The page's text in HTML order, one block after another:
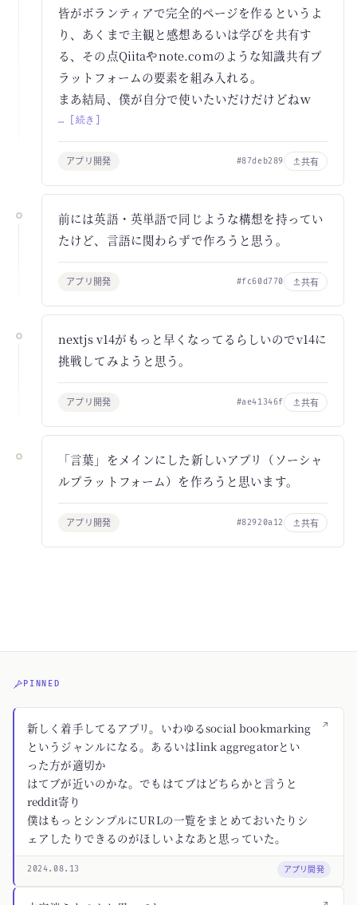
皆がボランティアで完全的ページを作るというよ
り、あくまで主観と感想あるいは学びを共有す
る、その点Qiitaやnote.comのような知識共有プ
ラットフォームの要素を組み入れる。
まあ結局、僕が自分で使いたいだけだけどねｗ
… [続き]
アプリ開発 #87deb289 共有
前には英語・英単語で同じような構想を持ってい
たけど、言語に関わらずで作ろうと思う。
アプリ開発 #fc60d770 共有
nextjs v14がもっと早くなってるらしいのでv14に
挑戦してみようと思う。
アプリ開発 #ae41346f 共有
「言葉」をメインにした新しいアプリ（ソーシャ
ルプラットフォーム）を作ろうと思います。
アプリ開発 #82920a12 共有
PINNED
↗
新しく着手してるアプリ。いわゆるsocial bookmarking
というジャンルになる。あるいはlink aggregatorとい
った方が適切か
はてブが近いのかな。でもはてブはどちらかと言うと
reddit寄り
僕はもっとシンプルにURLの一覧をまとめておいたりシ
ェアしたりできるのがほしいよなあと思っていた。
2024.08.13 アプリ開発